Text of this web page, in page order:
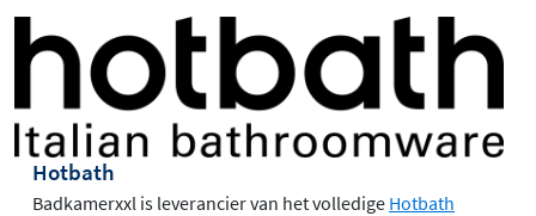
Hotbath
Badkamerxxl is leverancier van het volledige Hotbath